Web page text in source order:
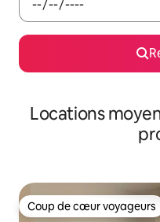
Locations
Coup de cœur voyageurs
Coup de cœur voyageurs